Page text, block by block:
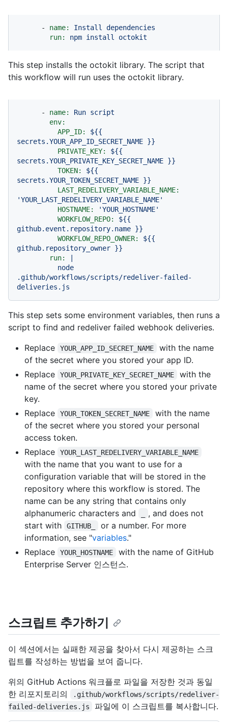
- name: Install
dependencies
run:
npm install octokit
This step installs the octokit library. The script that
this workflow will run uses the octokit library.
- name: Run script
env:
APP_ID:
${{
secrets.YOUR_APP_ID_SECRET_NAME }}
PRIVATE_KEY:
${{
secrets.YOUR_PRIVATE_KEY_SECRET_NAME }}
TOKEN:
${{
secrets.YOUR_TOKEN_SECRET_NAME }}
LAST_REDELIVERY_VARIABLE_NAME:
'YOUR_LAST_REDELIVERY_VARIABLE_NAME'
HOSTNAME:
'YOUR_HOSTNAME'
WORKFLOW_REPO:
${{
github.event.repository.name }}
WORKFLOW_REPO_OWNER:
${{
github.repository_owner }}
run:
|
node
.github/workflows/scripts/redeliver-failed-
deliveries.js
This step sets some environment variables, then runs a
script to find and redeliver failed webhook deliveries.
Replace
YOUR_APP_ID_SECRET_NAME
with the name
of the secret where you stored your app ID.
Replace
YOUR_PRIVATE_KEY_SECRET_NAME
with the
name of the secret where you stored your private
key.
Replace
YOUR_TOKEN_SECRET_NAME
with the name
of the secret where you stored your personal
access token.
Replace
YOUR_LAST_REDELIVERY_VARIABLE_NAME
with the name that you want to use for a
configuration variable that will be stored in the
repository where this workflow is stored. The
name can be any string that contains only
alphanumeric characters and
, and does not
start with
GITHUB_
or a number. For more
information, see "variables."
Replace
YOUR_HOSTNAME
with the name of GitHub
Enterprise Server 인스턴스.
스크립트 추가하기
이 섹션에서는 실패한 제공을 찾아서 다시 제공하는 스크
립트를 작성하는 방법을 보여 줍니다.
위의 GitHub Actions 워크플로 파일을 저장한 것과 동일
한 리포지토리의
.github/workflows/scripts/redeliver-
failed-deliveries.js
파일에 이 스크립트를 복사합니다.